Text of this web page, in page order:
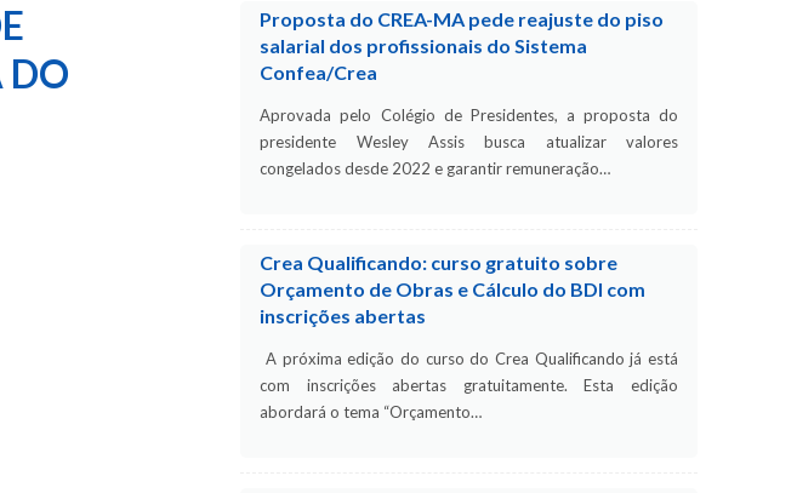
DO
Proposta do CREA-MA pede reajuste do piso
salarial dos profissionais do Sistema
Confea/Crea
Aprovada pelo Colégio de Presidentes, a proposta do
presidente Wesley Assis busca atualizar valores
congelados desde 2022 e garantir remuneração…
Crea Qualificando: curso gratuito sobre
Orçamento de Obras e Cálculo do BDI com
inscrições abertas
A próxima edição do curso do Crea Qualificando já está
com inscrições abertas gratuitamente. Esta edição
abordará o tema “Orçamento…